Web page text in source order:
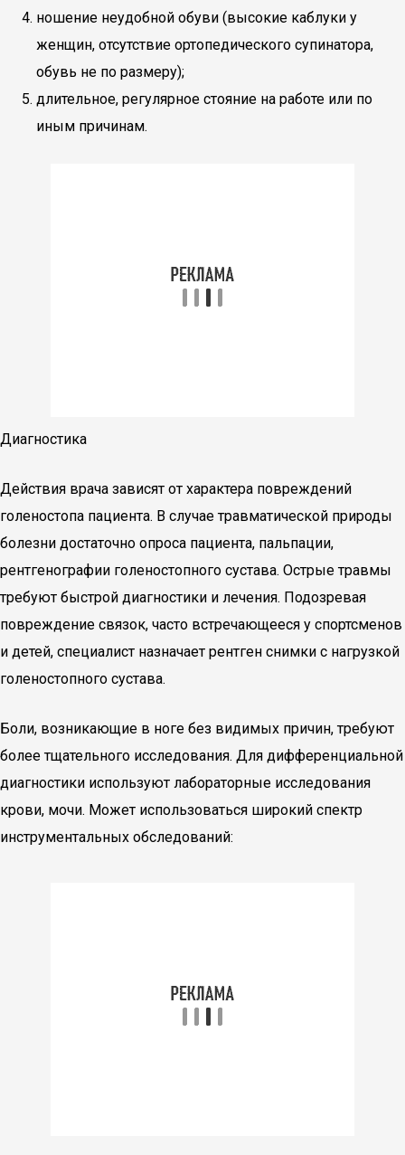
ношение неудобной обуви (высокие каблуки у
женщин, отсутствие ортопедического супинатора,
обувь не по размеру);
длительное, регулярное стояние на работе или по
иным причинам.
Диагностика
Действия врача зависят от характера повреждений
голеностопа пациента. В случае травматической природы
болезни достаточно опроса пациента, пальпации,
рентгенографии голеностопного сустава. Острые травмы
требуют быстрой диагностики и лечения. Подозревая
повреждение связок, часто встречающееся у спортсменов
и детей, специалист назначает рентген снимки с нагрузкой
голеностопного сустава.
Боли, возникающие в ноге без видимых причин, требуют
более тщательного исследования. Для дифференциальной
диагностики используют лабораторные исследования
крови, мочи. Может использоваться широкий спектр
инструментальных обследований: